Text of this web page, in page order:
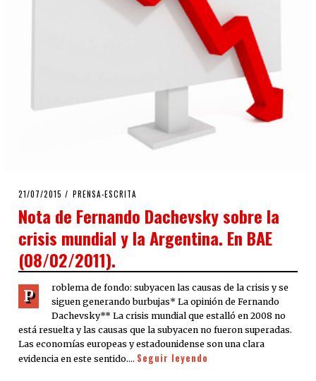
POSTED
21/07/2015 21/07/2015
PRENSA-ESCRITA
Nota de Fernando Dachevsky sobre la
crisis mundial y la Argentina. En BAE
(08/02/2011).
P
roblema de fondo: subyacen las causas de la crisis y se
siguen generando burbujas* La opinión de Fernando
Dachevsky** La crisis mundial que estalló en 2008 no
está resuelta y las causas que la subyacen no fueron superadas.
Las economías europeas y estadounidense son una clara
evidencia en este sentido.… Seguir leyendo